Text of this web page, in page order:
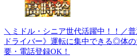
＼ミドル・シニア世代活躍中！！／
ドライバー》運転に集中できる◎体
要・電話登録OK！